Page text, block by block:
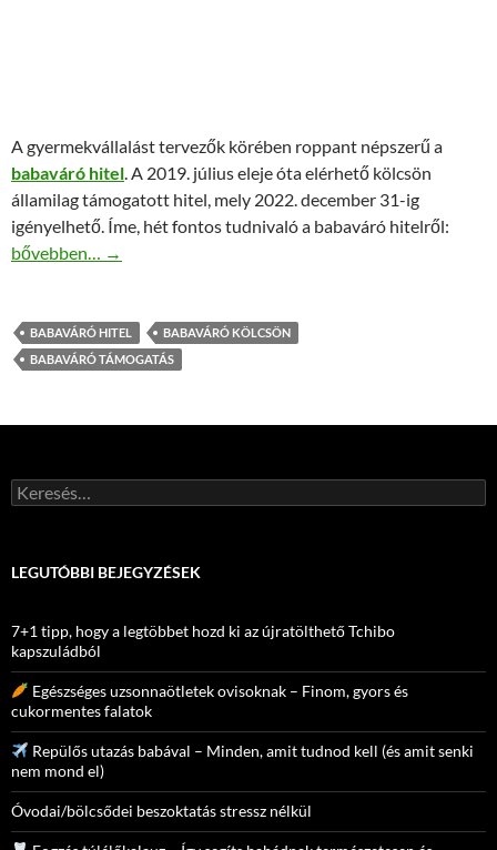
A gyermekvállalást tervezők körében roppant népszerű a
babaváró hitel . A 2019. július eleje óta elérhető kölcsön
államilag támogatott hitel, mely 2022. december 31-ig
igényelhető. Íme, hét fontos tudnivaló a babaváró hitelről:
7 fontos információ 2021-re, amelyet a babaváró hitelről tudni
bővebben… →
BABAVÁRÓ HITEL
BABAVÁRÓ KÖLCSÖN
BABAVÁRÓ TÁMOGATÁS
Keresés:
LEGUTÓBBI BEJEGYZÉSEK
7+1 tipp, hogy a legtöbbet hozd ki az újratölthető Tchibo
kapszuládból
Egészséges uzsonnaötletek ovisoknak – Finom, gyors és
cukormentes falatok
Repülős utazás babával – Minden, amit tudnod kell (és amit senki
nem mond el)
Óvodai/bölcsődei beszoktatás stressz nélkül